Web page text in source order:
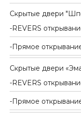
Скрытые двери
REVERS
Прямое
Скрытые двери
REVERS
Прямое